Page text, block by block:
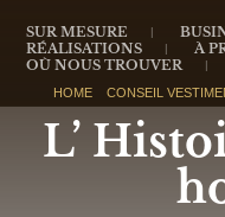
SUR MESURE
RÉALISATIONS
À
OÙ NOUS TROUVER
HOME CONSEIL
L’